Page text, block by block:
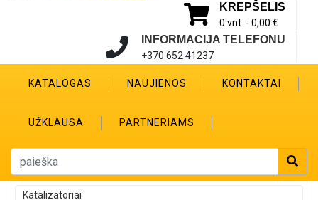
KREPŠELIS
0 vnt. - 0,00 €
INFORMACIJA TELEFONU
+370 652 41237
KATALOGAS NAUJIENOS KONTAKTAI
UŽKLAUSA PARTNERIAMS
Katalizatoriai